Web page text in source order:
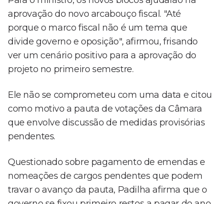
aprovação do novo arcabouço fiscal. "Até
porque o marco fiscal não é um tema que
divide governo e oposição", afirmou, frisando
ver um cenário positivo para a aprovação do
projeto no primeiro semestre.
Ele não se comprometeu com uma data e citou
como motivo a pauta de votações da Câmara
que envolve discussão de medidas provisórias
pendentes.
Questionado sobre pagamento de emendas e
nomeações de cargos pendentes que podem
travar o avanço da pauta, Padilha afirma que o